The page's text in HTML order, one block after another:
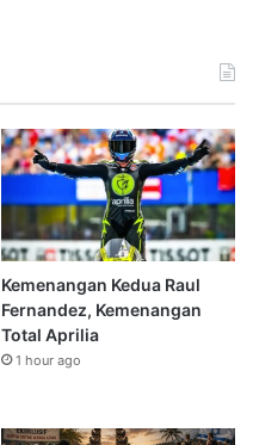
Kemenangan Kedua Raul
Fernandez, Kemenangan
Total Aprilia
1 hour ago